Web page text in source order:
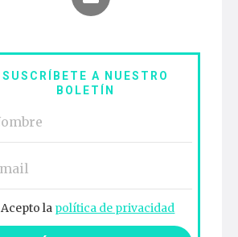
SUSCRÍBETE A NUESTRO
BOLETÍN
Acepto la política de privacidad